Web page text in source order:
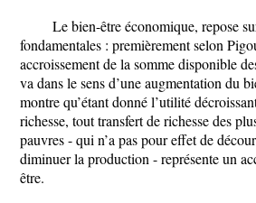
Le bien-être économique, repose
fondamentales : premièrement selon
accroissement de la somme disponible
va dans le sens d’une augmentation du
montre qu’étant donné l’utilité
richesse, tout transfert de richesse des
pauvres - qui n’a pas pour effet de
diminuer la production - représente un
être.